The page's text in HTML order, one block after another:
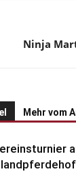
Ninja
Mehr vom